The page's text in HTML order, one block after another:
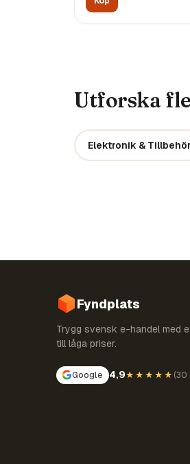
Utforska
Elektronik & Tillbehör
Fyndplats
Trygg svensk e-handel med
till låga priser.
Google 4,9★★★★★ (30